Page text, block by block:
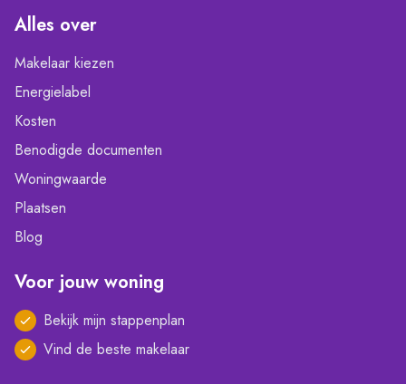
Alles over
Makelaar kiezen
Energielabel
Kosten
Benodigde documenten
Woningwaarde
Plaatsen
Blog
Voor jouw woning
Bekijk mijn stappenplan
Vind de beste makelaar